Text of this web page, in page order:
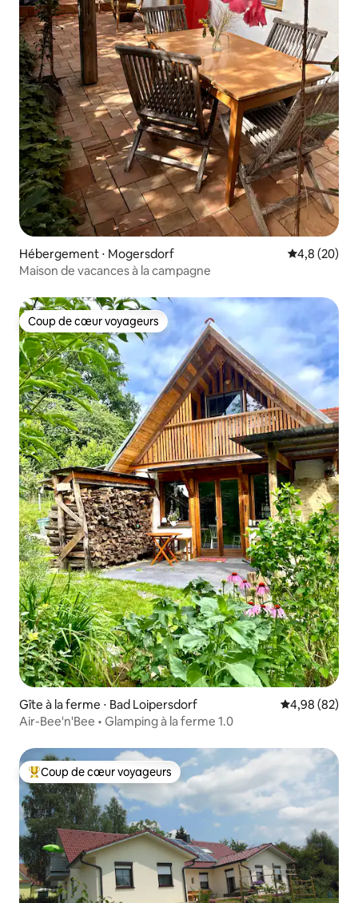
Hébergement ⋅ Mogersdorf Évaluation
4,8 (20)
Maison de vacances à la campagne
Coup de cœur voyageurs
Coup de cœur voyageurs
Gîte à la ferme ⋅ Bad Loipersdorf Évaluation
4,98 (82)
Air-Bee'n'Bee • Glamping à la ferme 1.0
Coups de cœur voyageurs les plus appréciés
Coup de cœur voyageurs